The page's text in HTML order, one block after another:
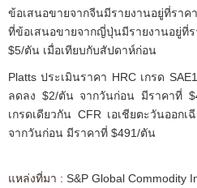
ข้อเสนอขายจากจีนมีรายงานอยู่ที่รา
ที่ข้อเสนอขายจากญี่ปุ่นมีรายงานอยู่ที่
$5/ตัน เมื่อเทียบกับสัปดาห์ก่อน
Platts ประเมินราคา HRC เกรด
ลดลง $2/ตัน จากวันก่อน มีราคาที่
เกรดเดียวกัน CFR เอเชียตะวันออก
จากวันก่อน มีราคาที่ $491/ตัน
แหล่งที่มา : S&P Global Commodity